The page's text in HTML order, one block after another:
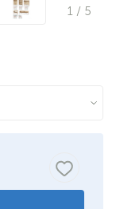
1 / 5